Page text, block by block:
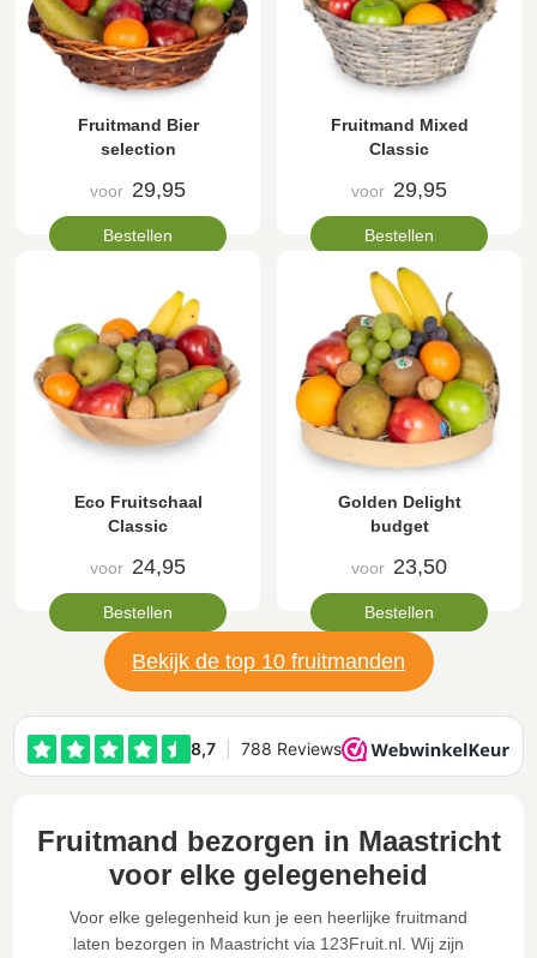
Fruitmand Bier
selection
voor 29,95
Bestellen
Fruitmand Mixed
Classic
voor 29,95
Bestellen
Eco Fruitschaal
Classic
voor 24,95
Bestellen
Golden Delight
budget
voor 23,50
Bestellen
Bekijk de top 10 fruitmanden
Fruitmand bezorgen in Maastricht
voor elke gelegeneheid
Voor elke gelegenheid kun je een heerlijke fruitmand
laten bezorgen in Maastricht via 123Fruit.nl. Wij zijn